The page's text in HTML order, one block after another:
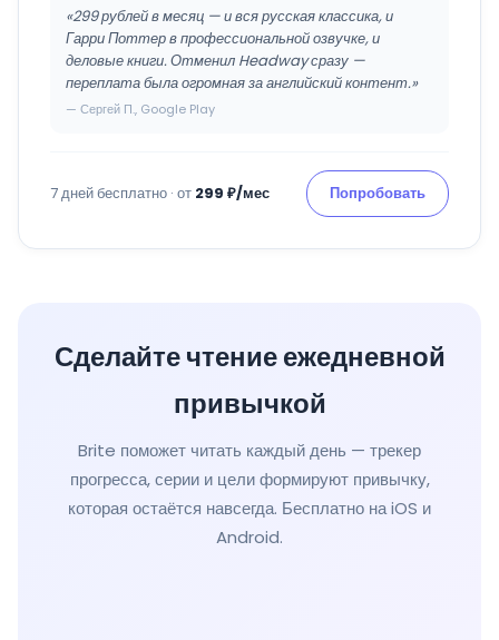
«299 рублей в месяц — и вся русская классика, и
Гарри Поттер в профессиональной озвучке, и
деловые книги. Отменил Headway сразу —
переплата была огромная за английский контент.»
— Сергей П., Google Play
7 дней бесплатно · от 299 ₽/мес Попробовать
Сделайте чтение ежедневной
привычкой
Brite поможет читать каждый день — трекер
прогресса, серии и цели формируют привычку,
которая остаётся навсегда. Бесплатно на iOS и
Android.